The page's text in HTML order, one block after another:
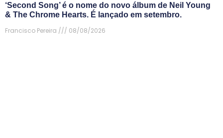
‘Second Song’ é o nome do novo álbum de Neil Young
& The Chrome Hearts. É lançado em setembro.
Francisco Pereira
08/08/2026